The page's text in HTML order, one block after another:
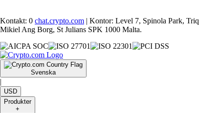
Kontakt: 0 chat.crypto.com | Kontor: Level 7, Spinola Park, Triq
Mikiel Ang Borg, St Julians SPK 1000 Malta.
Svenska
|
USD
Produkter
+